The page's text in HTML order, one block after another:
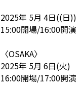
2025年 5月 4日((日))
15:00開場/16:00開演
〈OSAKA〉
2025年 5月 6日(火)
16:00開場/17:00開演